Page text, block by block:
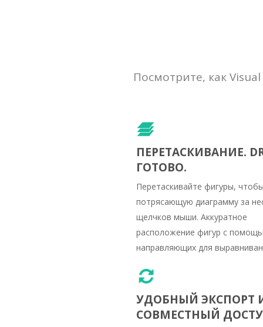
Посмотрите, как
ПЕРЕТАСКИВАНИЕ.
ГОТОВО.
Перетаскивайте фигуры,
потрясающую диаграмму за
щелчков мыши. Аккуратное
расположение фигур с
направляющих для
УДОБНЫЙ ЭКСПОРТ
СОВМЕСТНЫЙ